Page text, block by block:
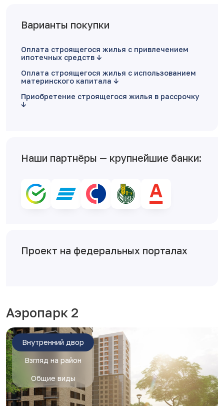
Варианты покупки
Оплата строящегося жилья с привлечением
ипотечных средств
Оплата строящегося жилья с использованием
материнского капитала
Приобретение строящегося жилья в рассрочку
Наши партнёры — крупнейшие банки:
Проект на федеральных порталах
Аэропарк 2
Внутренний двор
Взгляд на район
Общие виды